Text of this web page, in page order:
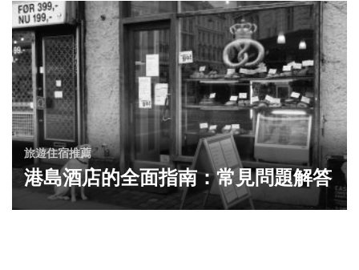
旅遊住宿推薦
港島酒店的全面指南：常見問題解答